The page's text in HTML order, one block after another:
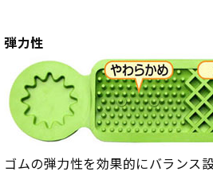
弾力性
ゴムの弾力性を効果的にバランス